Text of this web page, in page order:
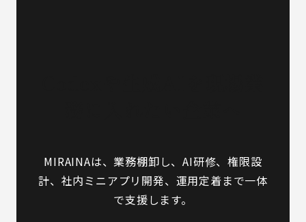
MIRAINAは、業務棚卸し、AI研修、権限設
計、社内ミニアプリ開発、運用定着まで一体
で支援します。